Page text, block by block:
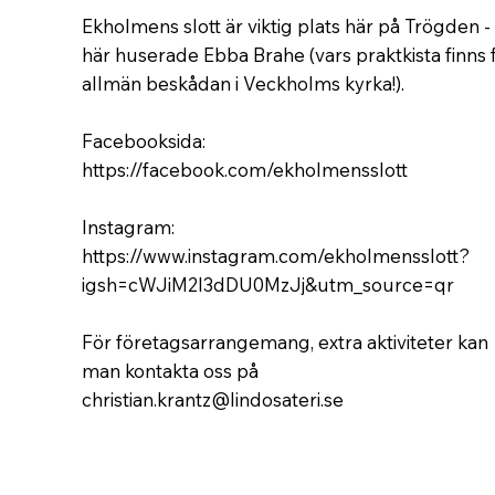
Ekholmens slott är viktig plats här på Trögden -
här huserade Ebba Brahe (vars praktkista finns
allmän beskådan i Veckholms kyrka!).
Facebooksida:
https://facebook.com/ekholmensslott
Instagram:
https://www.instagram.com/ekholmensslott?
igsh=cWJiM2l3dDU0MzJj&utm_source=qr
För företagsarrangemang, extra aktiviteter kan
man kontakta oss på
christian.krantz@lindosateri.se